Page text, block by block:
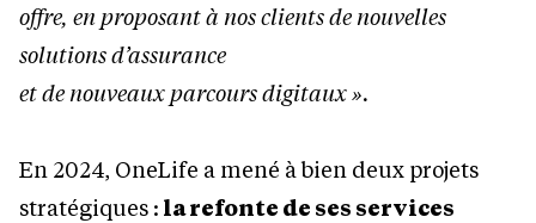
offre, en proposant à nos clients de nouvelles
solutions d’assurance
et de nouveaux parcours digitaux ».
En 2024, OneLife a mené à bien deux projets
stratégiques : la refonte de ses services